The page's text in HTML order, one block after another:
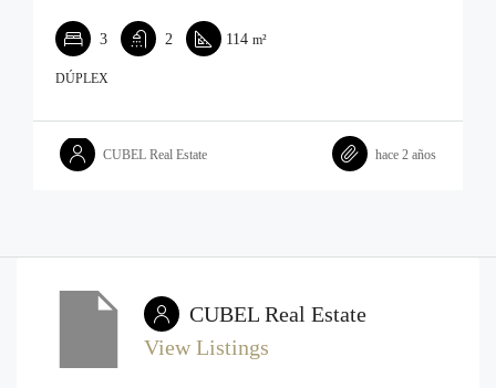
3 2 114 m²
DÚPLEX
CUBEL Real Estate hace 2 años
CUBEL Real Estate
View Listings